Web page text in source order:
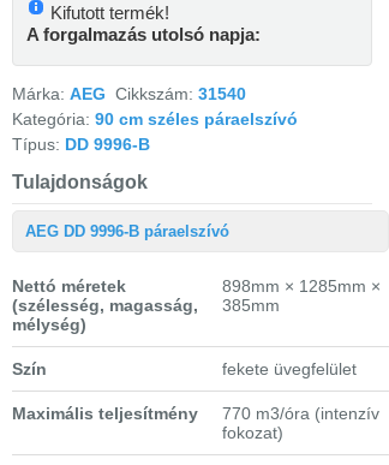
Kifutott termék!
A forgalmazás utolsó napja:
Márka: AEG Cikkszám: 31540
Kategória: 90 cm széles páraelszívó
Típus: DD 9996-B
Tulajdonságok
AEG DD 9996-B páraelszívó
Nettó méretek
(szélesség, magasság,
mélység)
898mm × 1285mm ×
385mm
Szín fekete üvegfelület
Maximális teljesítmény
770 m3/óra (intenzív
fokozat)